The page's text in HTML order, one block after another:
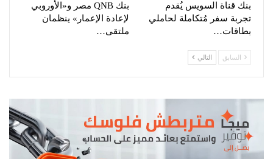
بنك قناة السويس يُقدم
تجربة سفر مُتكاملة لحاملي
بطاقات…
بنك QNB مصر و«الأوروبي
لإعادة الإعمار» ينظمان
ملتقى…
السابق التالي